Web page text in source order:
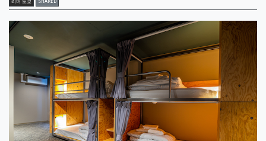
리버 도쿄 SHARED